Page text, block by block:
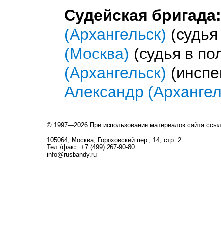
Судейская бригада:
(Архангельск)
(Москва) (судья в
(Архангельск)
Александр
© 1997—2026 При использовании материалов сайта
105064, Москва, Гороховский пер., 14, стр. 2
Тел./факс: +7 (499) 267-90-80
info@rusbandy.ru